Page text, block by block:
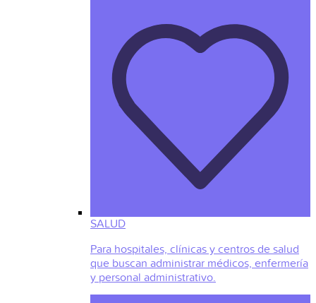
SALUD
Para hospitales, clínicas y centros de salud
que buscan administrar médicos, enfermería
y personal administrativo.